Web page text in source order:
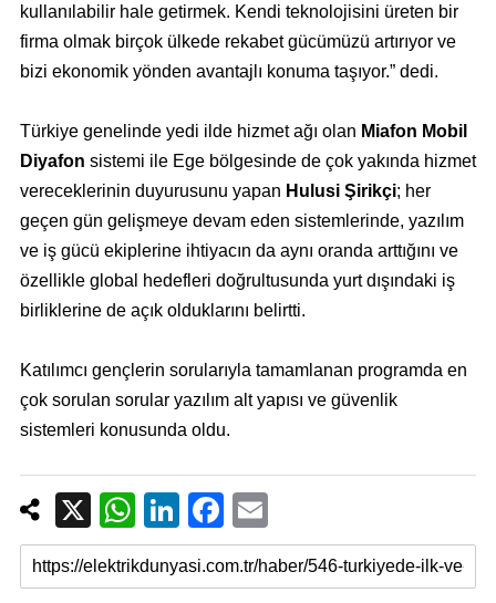
kullanılabilir hale getirmek. Kendi teknolojisini üreten bir
firma olmak birçok ülkede rekabet gücümüzü artırıyor ve
bizi ekonomik yönden avantajlı konuma taşıyor.” dedi.
Türkiye genelinde yedi ilde hizmet ağı olan Miafon Mobil
Diyafon sistemi ile Ege bölgesinde de çok yakında hizmet
vereceklerinin duyurusunu yapan Hulusi Şirikçi; her
geçen gün gelişmeye devam eden sistemlerinde, yazılım
ve iş gücü ekiplerine ihtiyacın da aynı oranda arttığını ve
özellikle global hedefleri doğrultusunda yurt dışındaki iş
birliklerine de açık olduklarını belirtti.
Katılımcı gençlerin sorularıyla tamamlanan programda en
çok sorulan sorular yazılım alt yapısı ve güvenlik
sistemleri konusunda oldu.
X
W
h
at
Li
n
k
F
a
c
m
ail